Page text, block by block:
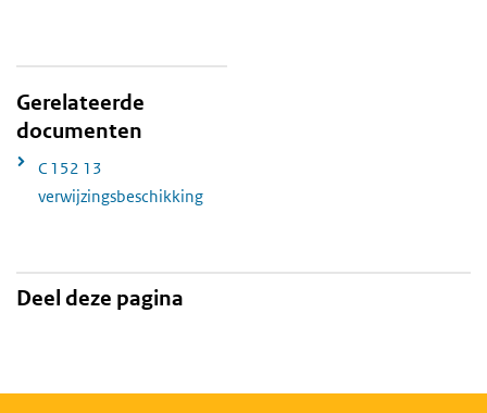
Gerelateerde
documenten
C 152 13
verwijzingsbeschikking
Deel deze pagina